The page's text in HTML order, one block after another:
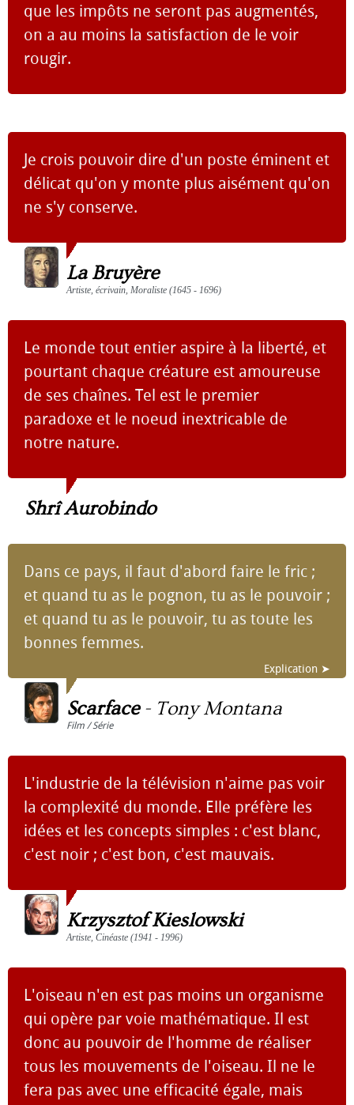
que les impôts ne seront pas augmentés,
on a au moins la satisfaction de le voir
rougir.
Je crois pouvoir dire d'un poste éminent et
délicat qu'on y monte plus aisément qu'on
ne s'y conserve.
La Bruyère
Artiste, écrivain, Moraliste (1645 - 1696)
Le monde tout entier aspire à la liberté, et
pourtant chaque créature est amoureuse
de ses chaînes. Tel est le premier
paradoxe et le noeud inextricable de
notre nature.
Shrî Aurobindo
Dans ce pays, il faut d'abord faire le fric ;
et quand tu as le pognon, tu as le pouvoir ;
et quand tu as le pouvoir, tu as toute les
bonnes femmes.
Explication ➤
Scarface- Tony Montana
Film / Série
L'industrie de la télévision n'aime pas voir
la complexité du monde. Elle préfère les
idées et les concepts simples : c'est blanc,
c'est noir ; c'est bon, c'est mauvais.
Krzysztof Kieslowski
Artiste, Cinéaste (1941 - 1996)
L'oiseau n'en est pas moins un organisme
qui opère par voie mathématique. Il est
donc au pouvoir de l'homme de réaliser
tous les mouvements de l'oiseau. Il ne le
fera pas avec une efficacité égale, mais